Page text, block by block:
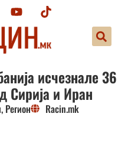
исчезнале 36
Сирија и Иран
, Регион Racin.mk